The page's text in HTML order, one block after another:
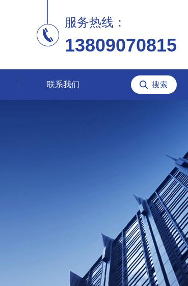
服务热线：
13809070815
联系我们